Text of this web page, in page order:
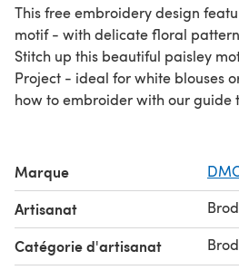
This free embroidery design
motif - with delicate floral
Stitch up this beautiful paisley
Project - ideal for white blouses
how to embroider with our guide
Marque
Artisanat
Catégorie d'artisanat